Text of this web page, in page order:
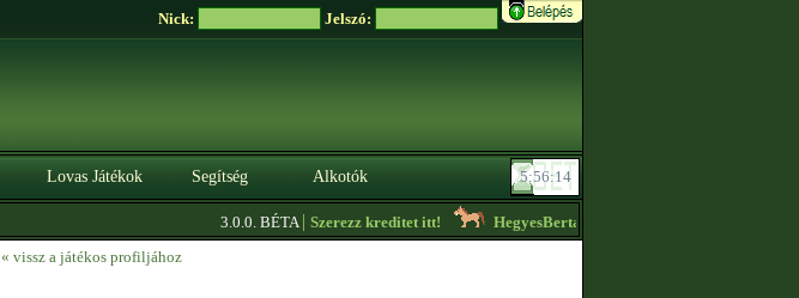
Nick: Jelszó:
Lovas Játékok Segítség Alkotók
3.0.0. BÉTA|Szerezz kreditet itt! HegyesBerta- Nézzétek meg az ,,Aktuális
« vissz a játékos profiljához